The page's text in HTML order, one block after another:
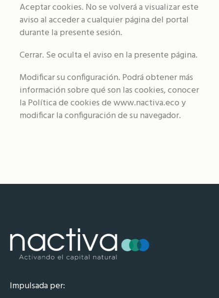
Aceptar cookies. No se volverá a visualizar este
aviso al acceder a cualquier página del portal
durante la presente sesión.
Cerrar. Se oculta el aviso en la presente página.
Modificar su configuración. Podrá obtener más
información sobre qué son las cookies, conocer
la Política de cookies de www.nactiva.eco y
modificar la configuración de su navegador.
Impulsada per: